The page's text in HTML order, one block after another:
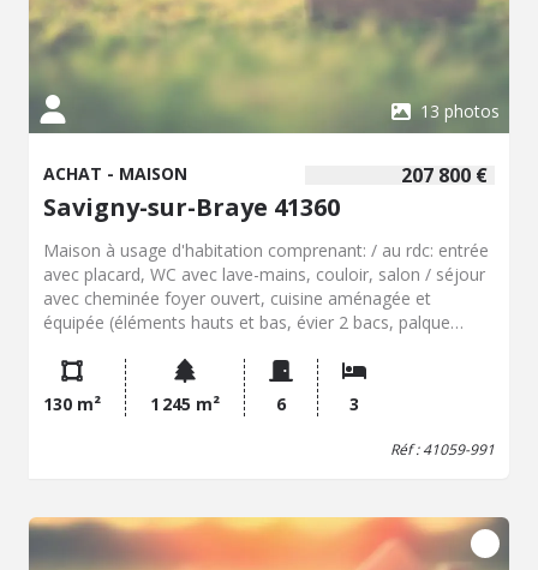
13 photos
207 800 €
ACHAT - MAISON
Savigny-sur-Braye 41360
Maison à usage d'habitation comprenant: / au rdc: entrée
avec placard, WC avec lave-mains, couloir, salon / séjour
avec cheminée foyer ouvert, cuisine aménagée et
équipée (éléments hauts et bas, évier 2 bacs, palque
dégagement avec placard, salle de douches (meuble
vasque, douche italienne), cellier/ chaufferie, WC, garage,
cave, véranda à usage d'hivernage de plantes. / au 1er
étage: palier, deux chambres, deux pièces à usage de
130 m² 1 245 m² 6 3
Réf : 41059-991